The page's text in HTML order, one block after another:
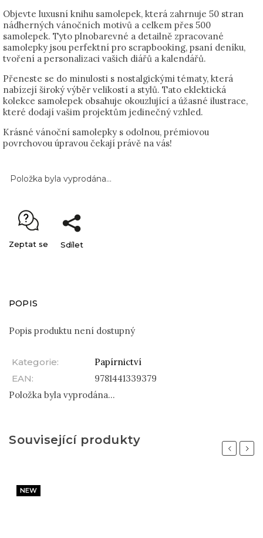
Objevte luxusní knihu samolepek, která zahrnuje 50 stran
nádherných vánočních motivů a celkem přes 500
samolepek. Tyto plnobarevné a detailně zpracované
samolepky jsou perfektní pro scrapbooking, psaní deníku,
tvoření a personalizaci vašich diářů a kalendářů.
Přeneste se do minulosti s nostalgickými tématy, která
nabízejí široký výběr velikostí a stylů. Tato eklektická
kolekce samolepek obsahuje okouzlující a úžasné ilustrace,
které dodají vašim projektům jedinečný vzhled.
Krásné vánoční samolepky s odolnou, prémiovou
povrchovou úpravou čekají právě na vás!
Položka byla vyprodána…
Zeptat se Sdílet
POPIS
Popis produktu není dostupný
Kategorie:
Papírnictví
EAN:
9781441339379
Položka byla vyprodána…
Související produkty
Previous
NEW
Next